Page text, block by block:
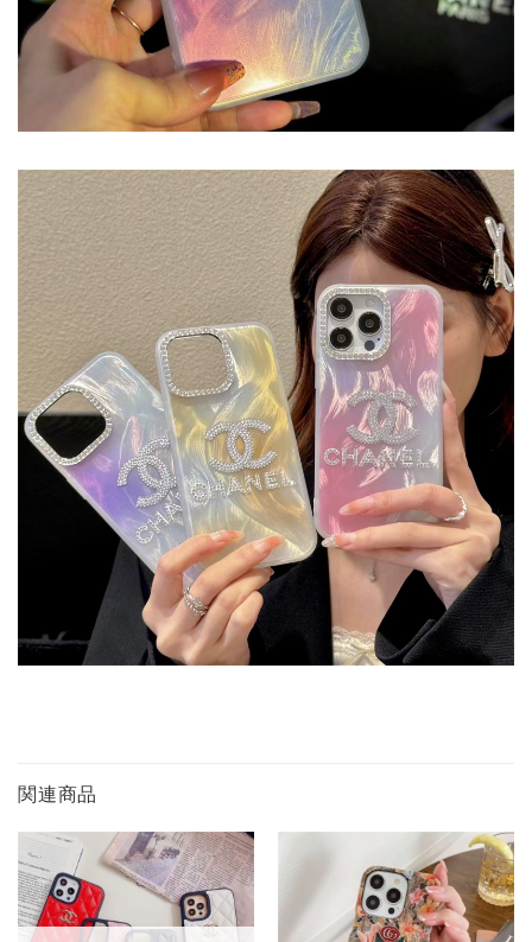
関連商品